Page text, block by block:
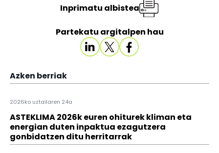
Partekatu argitalpen hau
Inprimatu albistea
Azken berriak
2026ko uztailaren 24a
ASTEKLIMA 2026k euren ohiturek kliman eta
energian duten inpaktua ezagutzera
gonbidatzen ditu herritarrak